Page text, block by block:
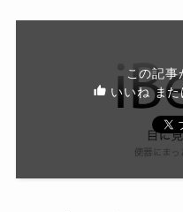
この記事
いいね また